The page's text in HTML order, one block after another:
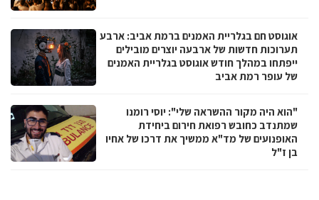
אוגוסט חם בגלריית האמנים ברמת אביב: ארבע
תערוכות חדשות של ארבעה יוצרים מובילים
ייפתחו במהלך חודש אוגוסט בגלריית האמנים
של עופר רמת אביב
"הוא היה מקור ההשראה שלי": יוסי רומנו
שמתנדב כחובש רפואת חירום ביחידת
האופנועים של מד"א ממשיך את דרכו של אחיו
בן ז"ל